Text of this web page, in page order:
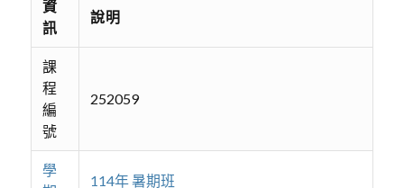
資
訊
說明
課
程
編
號
252059
學
114年 暑期班